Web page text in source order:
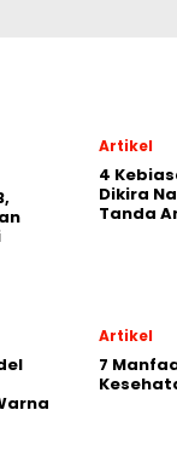
Artikel
4
Dikira
Tanda
Artikel
7